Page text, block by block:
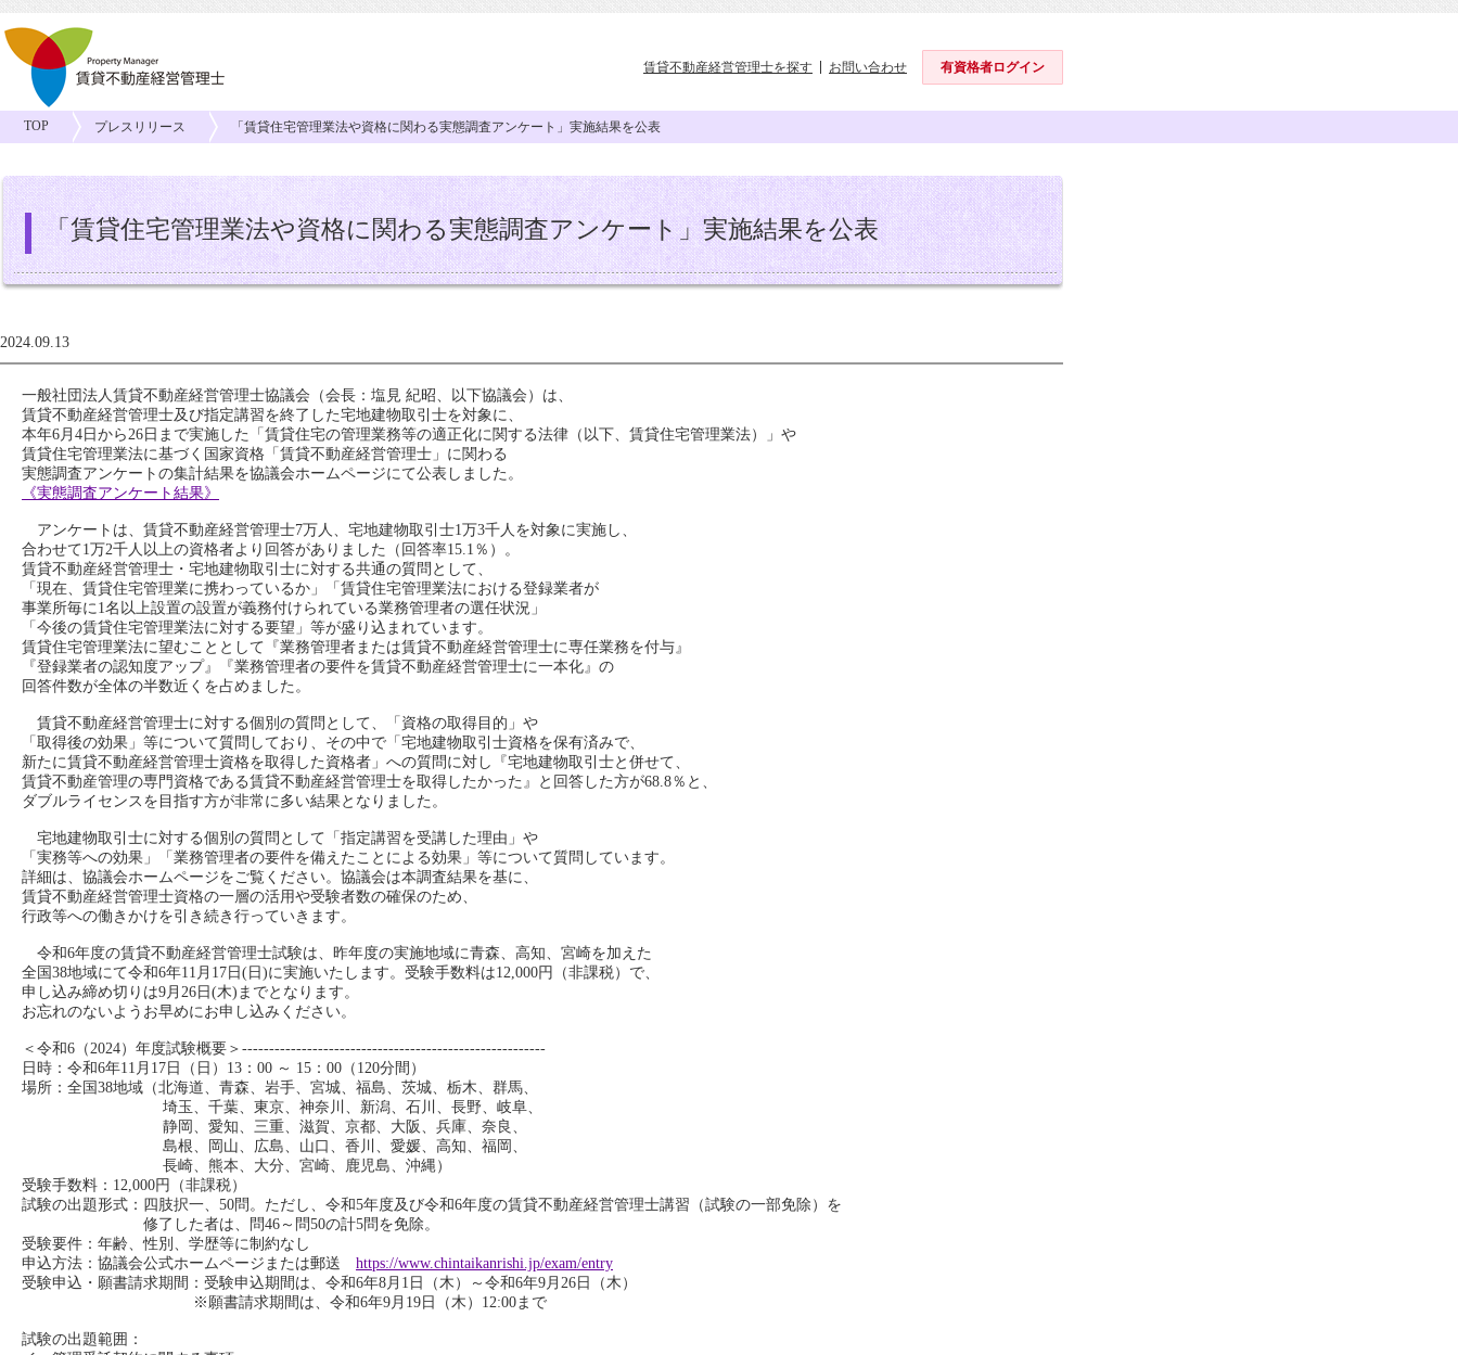
賃貸不動産経営管理士を探す お問い合わせ 有資格者ログイン
TOP プレスリリース 「賃貸住宅管理業法や資格に関わる実態調査アンケート」実施結果を公表
「賃貸住宅管理業法や資格に関わる実態調査アンケート」実施結果を公表
2024.09.13
一般社団法人賃貸不動産経営管理士協議会（会長：塩見 紀昭、以下協議会）は、
賃貸不動産経営管理士及び指定講習を終了した宅地建物取引士を対象に、
本年6月4日から26日まで実施した「賃貸住宅の管理業務等の適正化に関する法律（以下、賃貸住宅管理業法）」や
賃貸住宅管理業法に基づく国家資格「賃貸不動産経営管理士」に関わる
実態調査アンケートの集計結果を協議会ホームページにて公表しました。
《実態調査アンケート結果》
アンケートは、賃貸不動産経営管理士7万人、宅地建物取引士1万3千人を対象に実施し、
合わせて1万2千人以上の資格者より回答がありました（回答率15.1％）。
賃貸不動産経営管理士・宅地建物取引士に対する共通の質問として、
「現在、賃貸住宅管理業に携わっているか」「賃貸住宅管理業法における登録業者が
事業所毎に1名以上設置の設置が義務付けられている業務管理者の選任状況」
「今後の賃貸住宅管理業法に対する要望」等が盛り込まれています。
賃貸住宅管理業法に望むこととして『業務管理者または賃貸不動産経営管理士に専任業務を付与』
『登録業者の認知度アップ』『業務管理者の要件を賃貸不動産経営管理士に一本化』の
回答件数が全体の半数近くを占めました。
賃貸不動産経営管理士に対する個別の質問として、「資格の取得目的」や
「取得後の効果」等について質問しており、その中で「宅地建物取引士資格を保有済みで、
新たに賃貸不動産経営管理士資格を取得した資格者」への質問に対し『宅地建物取引士と併せて、
賃貸不動産管理の専門資格である賃貸不動産経営管理士を取得したかった』と回答した方が68.8％と、
ダブルライセンスを目指す方が非常に多い結果となりました。
宅地建物取引士に対する個別の質問として「指定講習を受講した理由」や
「実務等への効果」「業務管理者の要件を備えたことによる効果」等について質問しています。
詳細は、協議会ホームページをご覧ください。協議会は本調査結果を基に、
賃貸不動産経営管理士資格の一層の活用や受験者数の確保のため、
行政等への働きかけを引き続き行っていきます。
令和6年度の賃貸不動産経営管理士試験は、昨年度の実施地域に青森、高知、宮崎を加えた
全国38地域にて令和6年11月17日(日)に実施いたします。受験手数料は12,000円（非課税）で、
申し込み締め切りは9月26日(木)までとなります。
お忘れのないようお早めにお申し込みください。
＜令和6（2024）年度試験概要＞--------------------------------------------------------
日時：令和6年11月17日（日）13：00 ～ 15：00（120分間）
場所：全国38地域（北海道、青森、岩手、宮城、福島、茨城、栃木、群馬、
埼玉、千葉、東京、神奈川、新潟、石川、長野、岐阜、
静岡、愛知、三重、滋賀、京都、大阪、兵庫、奈良、
島根、岡山、広島、山口、香川、愛媛、高知、福岡、
長崎、熊本、大分、宮崎、鹿児島、沖縄）
受験手数料：12,000円（非課税）
試験の出題形式：四肢択一、50問。ただし、令和5年度及び令和6年度の賃貸不動産経営管理士講習（試験の一部免除）を
修了した者は、問46～問50の計5問を免除。
受験要件：年齢、性別、学歴等に制約なし
申込方法：協議会公式ホームページまたは郵送 https://www.chintaikanrishi.jp/exam/entry
受験申込・願書請求期間：受験申込期間は、令和6年8月1日（木）～令和6年9月26日（木）
※願書請求期間は、令和6年9月19日（木）12:00まで
試験の出題範囲：